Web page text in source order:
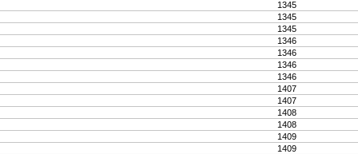
1345
1345
1345
1346
1346
1346
1346
1407
1407
1408
1408
1409
1409